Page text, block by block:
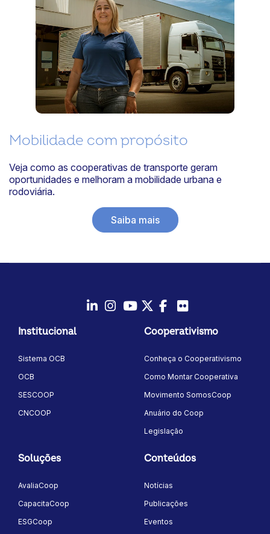
Mobilidade com propósito
Veja como as cooperativas de transporte geram
oportunidades e melhoram a mobilidade urbana e
rodoviária.
Saiba mais
Instagram
YoutubeTwitter/X
Facebook
Institucional
Sistema OCB
OCB
SESCOOP
CNCOOP
Cooperativismo
Conheça o Cooperativismo
Como Montar Cooperativa
Movimento SomosCoop
Anuário do Coop
Legislação
Soluções
AvaliaCoop
CapacitaCoop
ESGCoop
Conteúdos
Notícias
Publicações
Eventos